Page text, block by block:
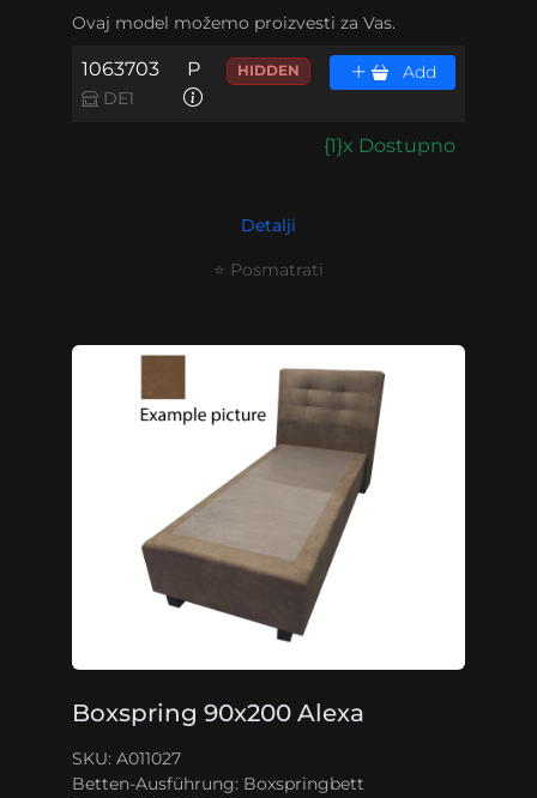
Ovaj model možemo proizvesti za Vas.
1063703
DE1
P HIDDEN Add
{1}x Dostupno
Detalji
⭐ Posmatrati
Boxspring 90x200 Alexa
SKU: A011027
Betten-Ausführung: Boxspringbett